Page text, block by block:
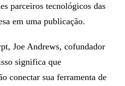
parceiros tecnológicos das
em uma publicação.
Joe Andrews, cofundador
significa que
conectar sua ferramenta de